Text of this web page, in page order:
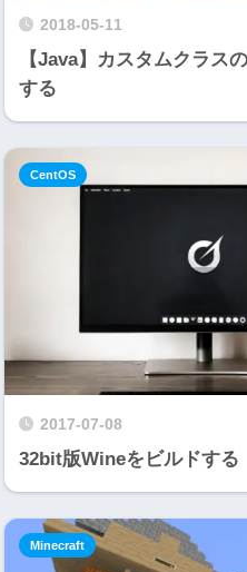
2018-05-11
【Java】カスタムクラス
する
2017-07-08
32bit版Wineをビルドする
CentOS
Minecraft